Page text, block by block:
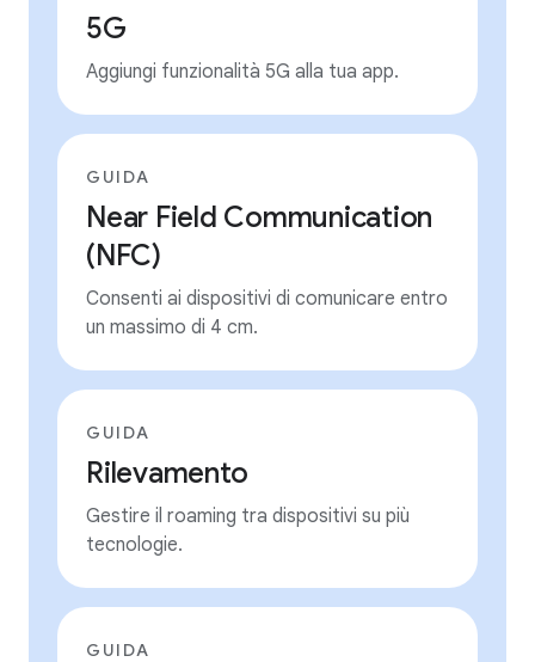
5G
Aggiungi funzionalità 5G alla tua app.
GUIDA
Near Field Communication
(NFC)
Consenti ai dispositivi di comunicare entro
un massimo di 4 cm.
GUIDA
Rilevamento
Gestire il roaming tra dispositivi su più
tecnologie.
GUIDA